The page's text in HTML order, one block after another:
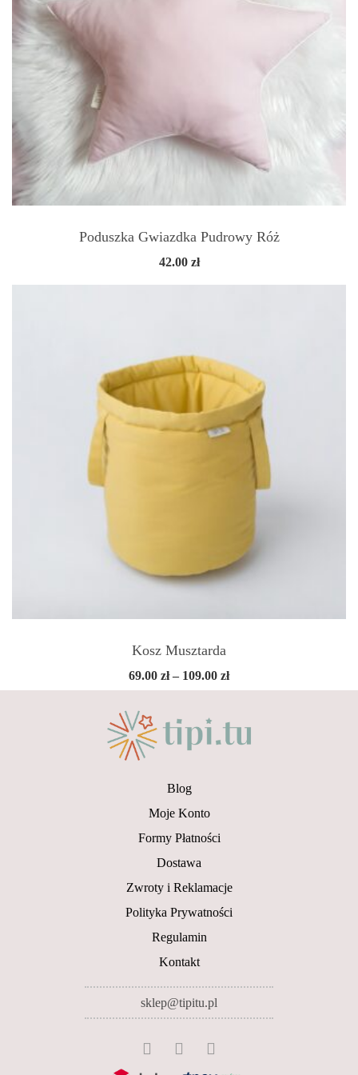
Poduszka Gwiazdka Pudrowy Róż
42.00 zł
Kosz Musztarda
69.00 zł – 109.00 złZakres
cen:
do
109.00 zł
Blog
Moje Konto
Formy Płatności
Dostawa
Zwroty i Reklamacje
Polityka Prywatności
Regulamin
Kontakt
sklep@tipitu.pl